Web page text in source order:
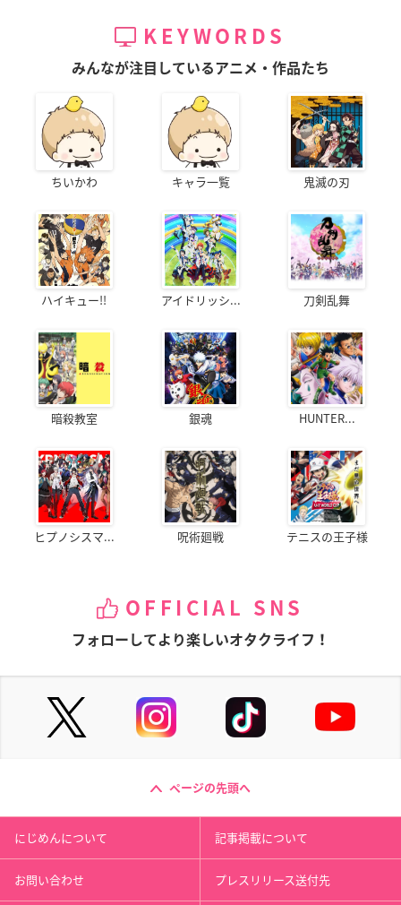
KEYWORDS
みんなが注目しているアニメ・作品たち
ちいかわ キャラ一覧 鬼滅の刃
ハイキュー!! アイドリッシ... 刀剣乱舞
暗殺教室 銀魂 HUNTER...
ヒプノシスマ... 呪術廻戦 テニスの王子様
OFFICIAL SNS
フォローしてより楽しいオタクライフ！
ページの先頭へ
にじめんについて 記事掲載について
お問い合わせ プレスリリース送付先